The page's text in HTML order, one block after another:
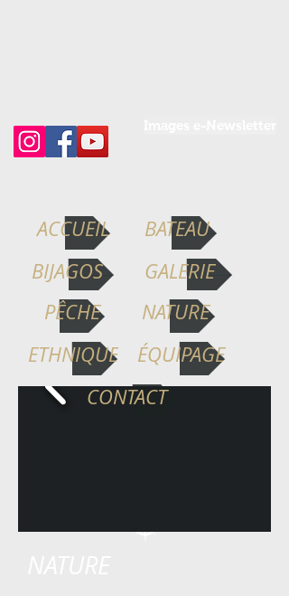
ACCUEIL
BIJAGOS
PÊCHE
ETHNIQUE
BATEAU
GALERIE
NATURE
ÉQUIPAGE
CONTACT